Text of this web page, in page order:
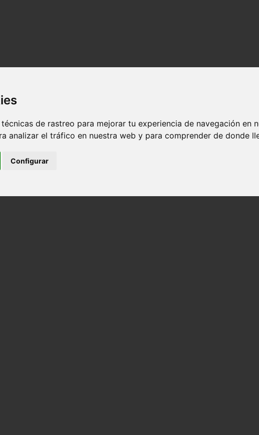
de rastreo para mejorar tu experiencia de navegación
analizar el tráfico en nuestra web y para comprender de donde
Configurar